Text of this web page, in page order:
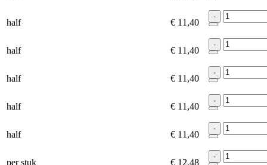
half € 11,40
-
half € 11,40
-
half € 11,40
-
half € 11,40
-
half € 11,40
-
per stuk € 12,48
-